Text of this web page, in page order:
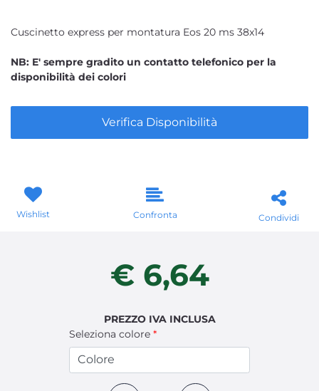
Cuscinetto express per montatura Eos 20 ms 38x14
NB: E' sempre gradito un contatto telefonico per la
disponibilità dei colori
Verifica Disponibilità
Wishlist Confronta Condividi
€ 6,64
PREZZO IVA INCLUSA
Seleziona colore*